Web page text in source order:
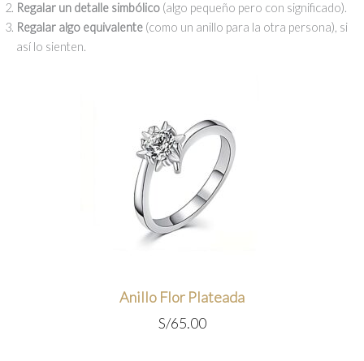
Regalar un detalle simbólico (algo pequeño pero con significado).
Regalar algo equivalente (como un anillo para la otra persona), si
así lo sienten.
Anillo Flor Plateada
S/65.00